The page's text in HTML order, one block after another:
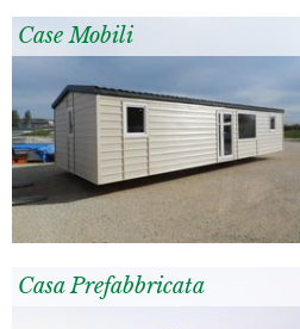
Case Mobili
Casa Prefabbricata